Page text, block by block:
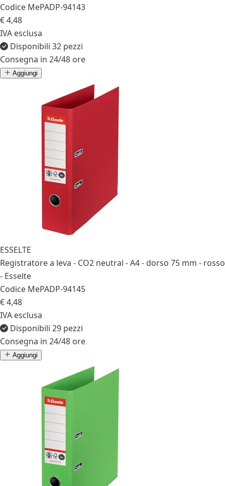
Codice MePADP-94143
€ 4,48
IVA esclusa
Disponibili 32 pezzi
Consegna in 24/48 ore
Aggiungi
ESSELTE
Registratore a leva - CO2 neutral - A4 - dorso 75 mm - rosso
- Esselte
Codice MePADP-94145
€ 4,48
IVA esclusa
Disponibili 29 pezzi
Consegna in 24/48 ore
Aggiungi